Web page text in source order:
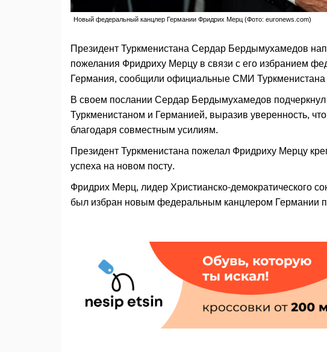
Новый федеральный канцлер Германии Фридрих Мерц (Фото: euronews.com)
Президент Туркменистана Сердар Бердымухамедов
пожелания Фридриху Мерцу в связи с его избранием
Германия, сообщили официальные СМИ Туркменистана
В своем послании Сердар Бердымухамедов
Туркменистаном и Германией, выразив уверенность,
благодаря совместным усилиям.
Президент Туркменистана пожелал Фридриху Мерцу
успеха на новом посту.
Фридрих Мерц, лидер Христианско-демократического
был избран новым федеральным канцлером Германии